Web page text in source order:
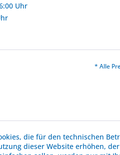
Uhr
* Alle
die für den technischen
dieser Website erhöhen,